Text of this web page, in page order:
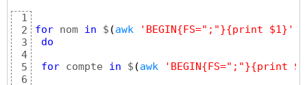
1
2
3
4
5
6
for nom in $ (awk 'BEGIN{FS=";"}{print $1}'
do
for compte in $ (awk
'BEGIN{FS=";"}{print